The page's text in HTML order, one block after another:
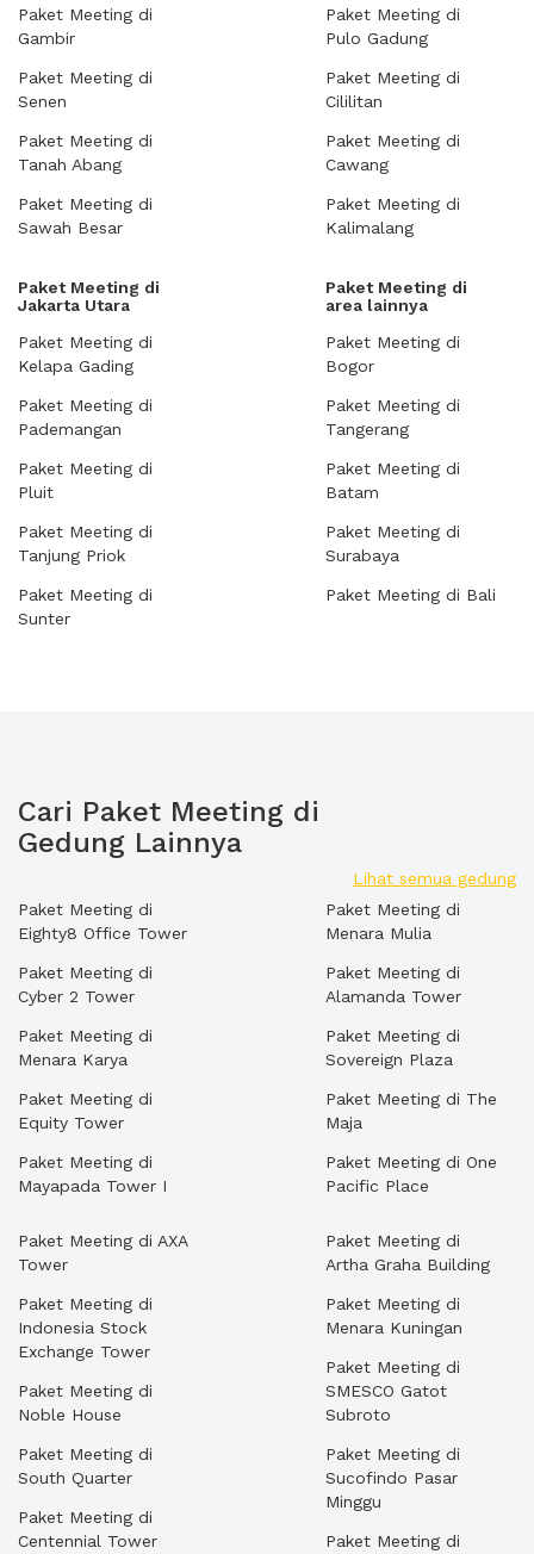
Paket Meeting di
Gambir
Paket Meeting di
Senen
Paket Meeting di
Tanah Abang
Paket Meeting di
Sawah Besar
Paket Meeting di
Pulo Gadung
Paket Meeting di
Cililitan
Paket Meeting di
Cawang
Paket Meeting di
Kalimalang
Paket Meeting di
Jakarta Utara
Paket Meeting di
Kelapa Gading
Paket Meeting di
Pademangan
Paket Meeting di
Pluit
Paket Meeting di
Tanjung Priok
Paket Meeting di
Sunter
Paket Meeting di
area lainnya
Paket Meeting di
Bogor
Paket Meeting di
Tangerang
Paket Meeting di
Batam
Paket Meeting di
Surabaya
Paket Meeting di Bali
Cari Paket Meeting di
Gedung Lainnya
Lihat semua gedung
Paket Meeting di
Eighty8 Office Tower
Paket Meeting di
Cyber 2 Tower
Paket Meeting di
Menara Karya
Paket Meeting di
Equity Tower
Paket Meeting di
Mayapada Tower I
Paket Meeting di
Menara Mulia
Paket Meeting di
Alamanda Tower
Paket Meeting di
Sovereign Plaza
Paket Meeting di The
Maja
Paket Meeting di One
Pacific Place
Paket Meeting di AXA
Tower
Paket Meeting di
Indonesia Stock
Exchange Tower
Paket Meeting di
Noble House
Paket Meeting di
South Quarter
Paket Meeting di
Centennial Tower
Paket Meeting di
Artha Graha Building
Paket Meeting di
Menara Kuningan
Paket Meeting di
SMESCO Gatot
Subroto
Paket Meeting di
Sucofindo Pasar
Minggu
Paket Meeting di